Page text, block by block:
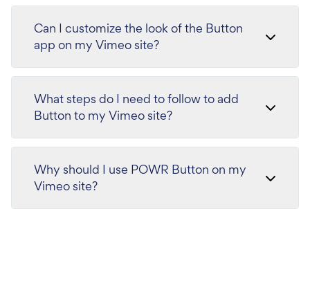
Can I customize the look of the Button
app on my Vimeo site?
What steps do I need to follow to add
Button to my Vimeo site?
Why should I use POWR Button on my
Vimeo site?